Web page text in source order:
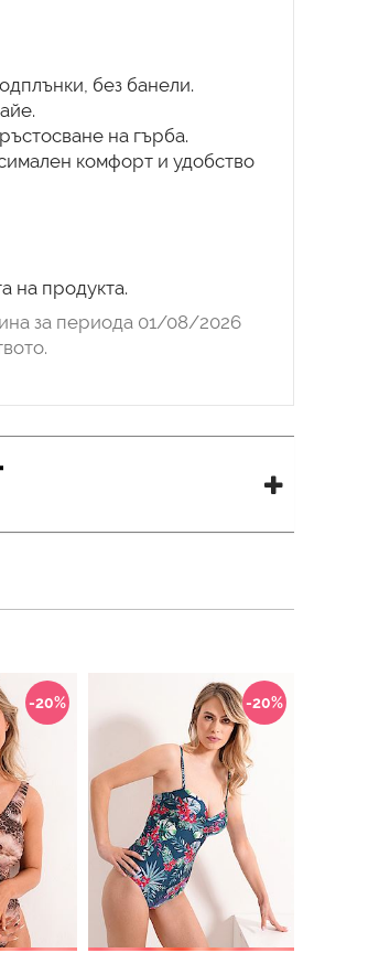
без банели.
на гърба.
комфорт и удобство
на продукта.
за периода 01/08/2026
-20% -20%